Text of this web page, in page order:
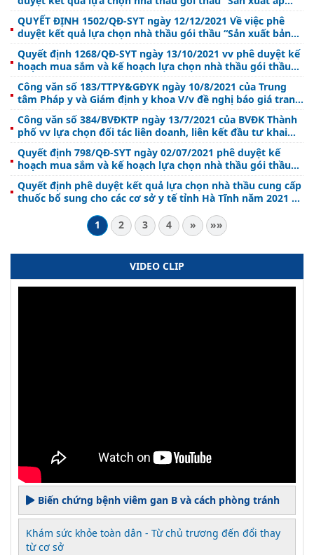
huyện Lộc Hà”
phích truyền thông về phòng, chống tác hại của thuốc lá”
QUYẾT ĐỊNH 1502/QĐ-SYT ngày 12/12/2021 Về việc phê
duyệt kết quả lựa chọn nhà thầu gói thầu “Sản xuất bảng
mica và pano về phòng, chống tác hại của thuốc lá” .
Quyết định 1268/QĐ-SYT ngày 13/10/2021 vv phê duyệt kế
hoạch mua sắm và kế hoạch lựa chọn nhà thầu gói thầu
“sản xuất in ấn tài liệu truyền thông thuộc lĩnh vực Y tế -
Dân số năm 2021”.
Công văn số 183/TTPY&GĐYK ngày 10/8/2021 của Trung
tâm Pháp y và Giám định y khoa V/v đề nghị báo giá trang
thiết bị y tế
Công văn số 384/BVĐKTP ngày 13/7/2021 của BVĐK Thành
phố vv lựa chọn đối tác liên doanh, liên kết đầu tư khai
thác trang thiết bị.
Quyết định 798/QĐ-SYT ngày 02/07/2021 phê duyệt kế
hoạch mua sắm và kế hoạch lựa chọn nhà thầu gói thầu
“Mua bơm kim tiêm, hộp an toàn phục vụ công tác tiêm
chủng vắc xin phòng COVID-19 năm 2021”
Quyết định phê duyệt kết quả lựa chọn nhà thầu cung cấp
thuốc bổ sung cho các cơ sở y tế tỉnh Hà Tĩnh năm 2021 và
1
2 3 4 » »»
VIDEO CLIP
Biến chứng bệnh viêm gan B và cách phòng tránh
Khám sức khỏe toàn dân - Từ chủ trương đến đổi thay
từ cơ sở